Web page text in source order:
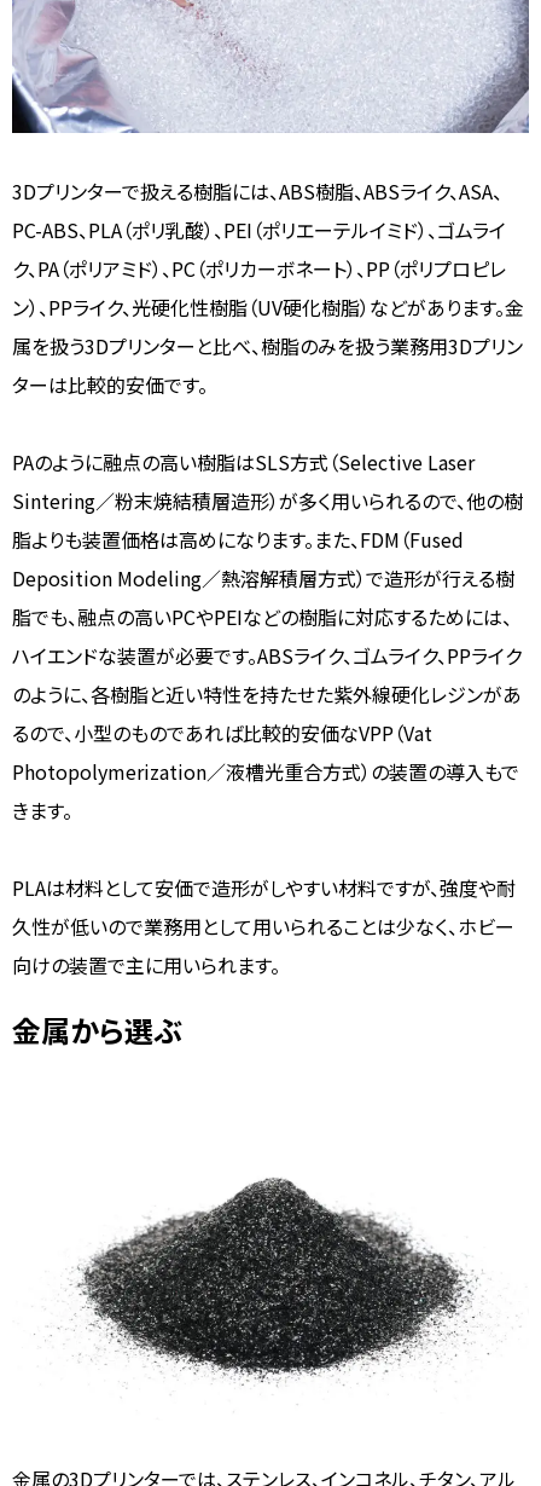
3Dプリンターで扱える樹脂には、ABS樹脂、ABSライク、ASA、
PC-ABS、PLA（ポリ乳酸）、PEI（ポリエーテルイミド）、ゴムライ
ク、PA（ポリアミド）、PC（ポリカーボネート）、PP（ポリプロピレ
ン）、PPライク、光硬化性樹脂（UV硬化樹脂）などがあります。金
属を扱う3Dプリンターと比べ、樹脂のみを扱う業務用3Dプリン
ターは比較的安価です。
PAのように融点の高い樹脂はSLS方式（Selective Laser
Sintering／粉末焼結積層造形）が多く用いられるので、他の樹
脂よりも装置価格は高めになります。また、FDM（Fused
Deposition Modeling／熱溶解積層方式）で造形が行える樹
脂でも、融点の高いPCやPEIなどの樹脂に対応するためには、
ハイエンドな装置が必要です。ABSライク、ゴムライク、PPライク
のように、各樹脂と近い特性を持たせた紫外線硬化レジンがあ
るので、小型のものであれば比較的安価なVPP（Vat
Photopolymerization／液槽光重合方式）の装置の導入もで
きます。
PLAは材料として安価で造形がしやすい材料ですが、強度や耐
久性が低いので業務用として用いられることは少なく、ホビー
向けの装置で主に用いられます。
金属から選ぶ
金属の3Dプリンターでは、ステンレス、インコネル、チタン、アル